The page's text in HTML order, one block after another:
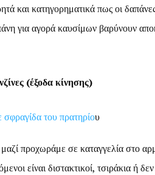
και κατηγορηματικά πως οι
για αγορά καυσίμων βαρύνουν
(έξοδα κίνησης)
σφραγίδα του πρατηρίου
προχωράμε σε καταγγελία στο
είναι διστακτικοί, τσιράκια ή